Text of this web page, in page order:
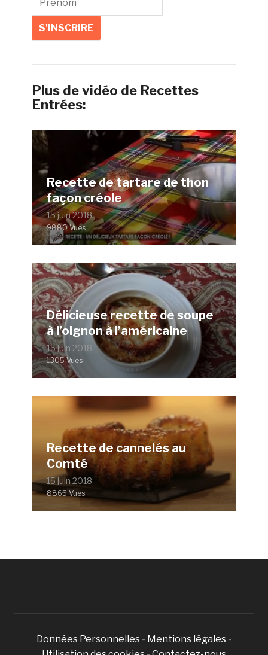
Plus de vidéo de Recettes
Entrées:
Recette de tartare de thon
façon créole
15 juin 2018
9880 Vues
Délicieuse recette de soupe
à l’oignon à l’américaine
15 juin 2018
1305 Vues
Recette de cannelés au
Comté
15 juin 2018
8865 Vues
Données Personnelles - Mentions légales -